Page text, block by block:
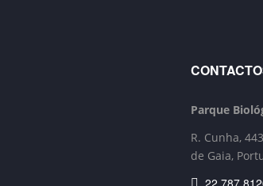
Parque
R. Cunha,
de Gaia,
22 787